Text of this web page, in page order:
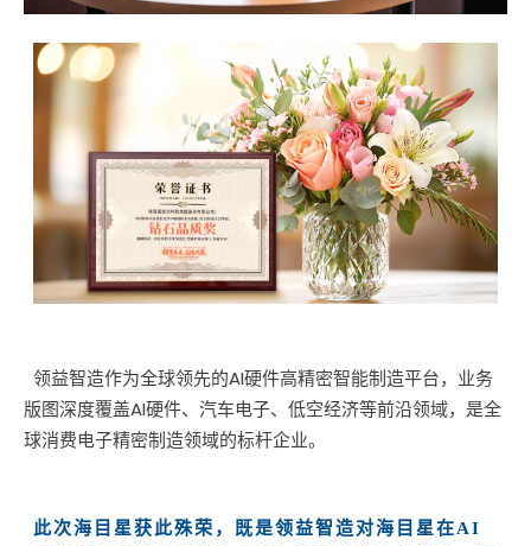
领益智造作为全球领先的AI硬件高精密智能制造平台，业务
版图深度覆盖AI硬件、汽车电子、低空经济等前沿领域，是全
球消费电子精密制造领域的标杆企业。
此次海目星获此殊荣，既是领益智造对海目星在AI